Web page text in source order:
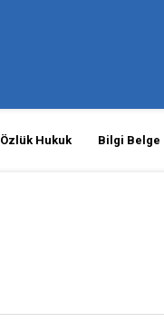
Özlük Hukuk Bilgi Belge